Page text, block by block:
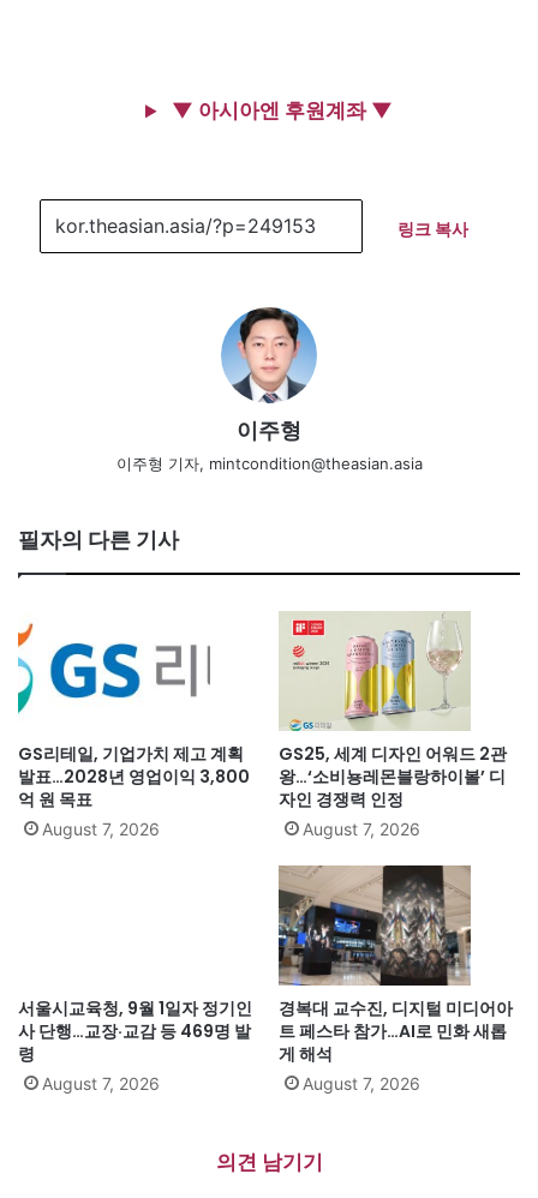
▼ 아시아엔 후원계좌 ▼
링크 복사
이주형
이주형 기자, mintcondition@theasian.asia
필자의 다른 기사
GS리테일, 기업가치 제고 계획
발표…2028년 영업이익 3,800
억 원 목표
August 7, 2026
GS25, 세계 디자인 어워드 2관
왕…‘소비뇽레몬블랑하이볼’ 디
자인 경쟁력 인정
August 7, 2026
서울시교육청, 9월 1일자 정기인
사 단행…교장·교감 등 469명 발
령
August 7, 2026
경복대 교수진, 디지털 미디어아
트 페스타 참가…AI로 민화 새롭
게 해석
August 7, 2026
의견 남기기